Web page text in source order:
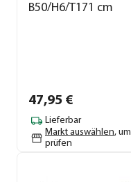
B50/H6/T171 cm
47,95 €
Lieferbar
Markt auswählen,
prüfen